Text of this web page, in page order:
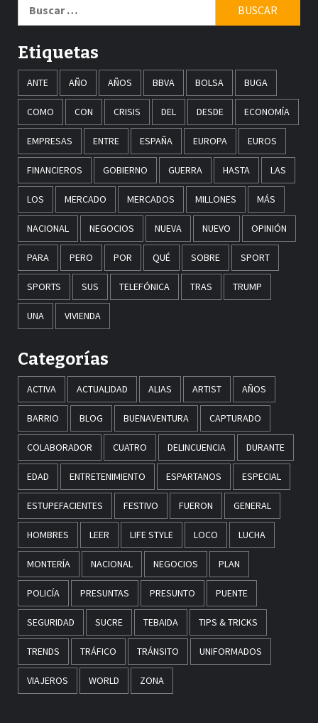
Etiquetas
ANTE AÑO AÑOS BBVA BOLSA BUGA
COMO CON CRISIS DEL DESDE ECONOMÍA
EMPRESAS ENTRE ESPAÑA EUROPA EUROS
FINANCIEROS GOBIERNO GUERRA HASTA LAS
LOS MERCADO MERCADOS MILLONES MÁS
NACIONAL NEGOCIOS NUEVA NUEVO OPINIÓN
PARA PERO POR QUÉ SOBRE SPORT
SPORTS SUS TELEFÓNICA TRAS TRUMP
UNA VIVIENDA
Categorías
ACTIVA ACTUALIDAD ALIAS ARTIST AÑOS
BARRIO BLOG BUENAVENTURA CAPTURADO
COLABORADOR CUATRO DELINCUENCIA DURANTE
EDAD ENTRETENIMIENTO ESPARTANOS ESPECIAL
ESTUPEFACIENTES FESTIVO FUERON GENERAL
HOMBRES LEER LIFE STYLE LOCO LUCHA
MONTERÍA NACIONAL NEGOCIOS PLAN
POLICÍA PRESUNTAS PRESUNTO PUENTE
SEGURIDAD SUCRE TEBAIDA TIPS & TRICKS
TRENDS TRÁFICO TRÁNSITO UNIFORMADOS
VIAJEROS WORLD ZONA